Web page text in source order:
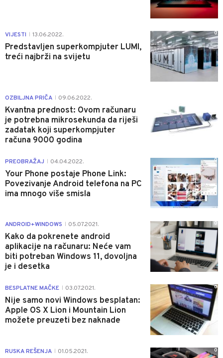
VIJESTI 13.06.2022.
Predstavljen superkompjuter LUMI,
treći najbrži na svijetu
0
OZBILJNA PRIČA 09.06.2022.
Kvantna prednost: Ovom računaru
je potrebna mikrosekunda da riješi
zadatak koji superkompjuter
računa 9000 godina
PREOBRAŽAJ 04.04.2022.
Your Phone postaje Phone Link:
Povezivanje Android telefona na PC
ima mnogo više smisla
0
ANDROID+WINDOWS 05.07.2021.
Kako da pokrenete android
aplikacije na računaru: Neće vam
biti potreban Windows 11, dovoljna
je i desetka
0
BESPLATNE MAČKE 03.07.2021.
Nije samo novi Windows besplatan:
Apple OS X Lion i Mountain Lion
možete preuzeti bez naknade
0
RUSKA REŠENJA 01.05.2021. 0